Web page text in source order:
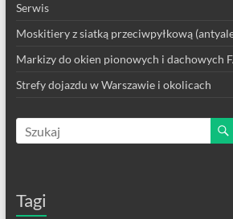
Serwis
Moskitiery z siatką przeciwpyłkową
Markizy do okien pionowych i dachowych
Strefy dojazdu w Warszawie i okolicach
Tagi